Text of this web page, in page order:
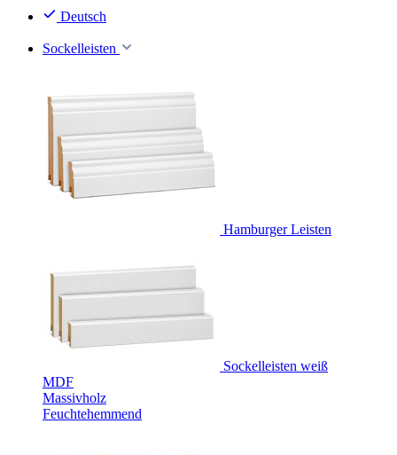
Deutsch
Sockelleisten
Hamburger Leisten
Sockelleisten weiß
MDF
Massivholz
Feuchtehemmend